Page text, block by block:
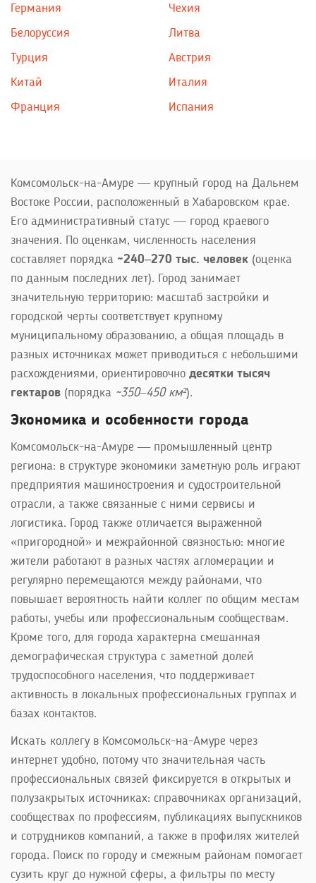
Германия
Белоруссия
Турция
Китай
Франция
Чехия
Литва
Австрия
Италия
Испания
Комсомольск-на-Амуре — крупный город на Дальнем
Востоке России, расположенный в Хабаровском крае.
Его административный статус — город краевого
значения. По оценкам, численность населения
составляет порядка ~240–270 тыс. человек (оценка
по данным последних лет). Город занимает
значительную территорию: масштаб застройки и
городской черты соответствует крупному
муниципальному образованию, а общая площадь в
разных источниках может приводиться с небольшими
расхождениями, ориентировочно десятки тысяч
гектаров (порядка ~350–450 км²).
Экономика и особенности города
Комсомольск-на-Амуре — промышленный центр
региона: в структуре экономики заметную роль играют
предприятия машиностроения и судостроительной
отрасли, а также связанные с ними сервисы и
логистика. Город также отличается выраженной
«пригородной» и межрайонной связностью: многие
жители работают в разных частях агломерации и
регулярно перемещаются между районами, что
повышает вероятность найти коллег по общим местам
работы, учебы или профессиональным сообществам.
Кроме того, для города характерна смешанная
демографическая структура с заметной долей
трудоспособного населения, что поддерживает
активность в локальных профессиональных группах и
базах контактов.
Искать коллегу в Комсомольск-на-Амуре через
интернет удобно, потому что значительная часть
профессиональных связей фиксируется в открытых и
полузакрытых источниках: справочниках организаций,
сообществах по профессиям, публикациях выпускников
и сотрудников компаний, а также в профилях жителей
города. Поиск по городу и смежным районам помогает
сузить круг до нужной сферы, а фильтры по месту